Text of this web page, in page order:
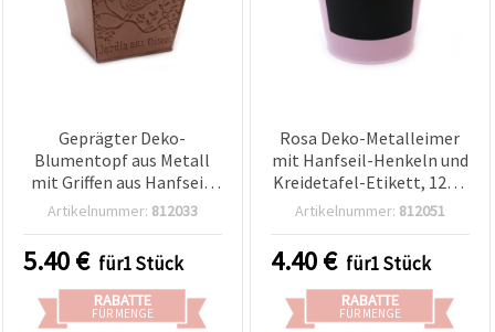
Geprägter Deko-
Blumentopf aus Metall
mit Griffen aus Hanfseil,
120 x 134 mm, Beige
Artikelnummer: 812033
5.40€ für1 Stück
RABATTE
FÜR MENGE
Rosa Deko-Metalleimer
mit Hanfseil-Henkeln und
Kreidetafel-Etikett, 120 x
130 mm
Artikelnummer: 812051
4.40€ für1 Stück
RABATTE
FÜR MENGE